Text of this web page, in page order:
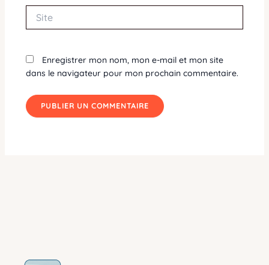
Enregistrer mon nom, mon e-mail et mon site
dans le navigateur pour mon prochain commentaire.